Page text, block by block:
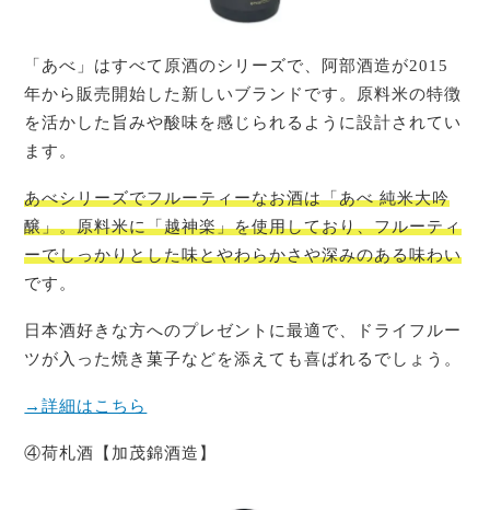
「あべ」はすべて原酒のシリーズで、阿部酒造が2015
年から販売開始した新しいブランドです。原料米の特徴
を活かした旨みや酸味を感じられるように設計されてい
ます。
あべシリーズでフルーティーなお酒は「あべ 純米大吟
醸」。原料米に「越神楽」を使用しており、フルーティ
ーでしっかりとした味とやわらかさや深みのある味わい
です。
日本酒好きな方へのプレゼントに最適で、ドライフルー
ツが入った焼き菓子などを添えても喜ばれるでしょう。
→詳細はこちら
④荷札酒【加茂錦酒造】